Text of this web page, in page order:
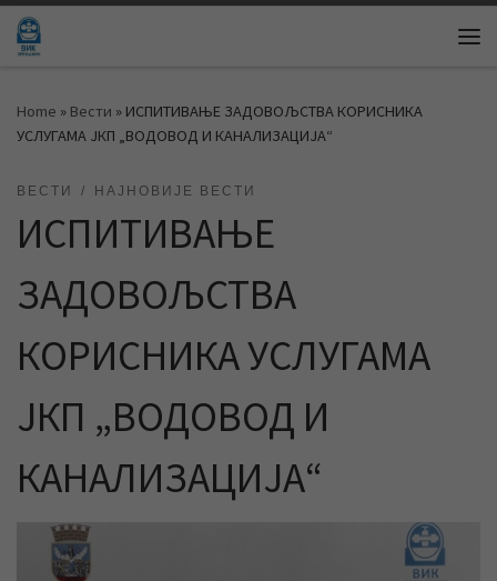
Skip to content
Home » Вести » ИСПИТИВАЊЕ ЗАДОВОЉСТВА КОРИСНИКА
УСЛУГАМА ЈКП „ВОДОВОД И КАНАЛИЗАЦИЈА“
ВЕСТИ НАЈНОВИЈЕ ВЕСТИ
ИСПИТИВАЊЕ
ЗАДОВОЉСТВА
КОРИСНИКА УСЛУГАМА
ЈКП „ВОДОВОД И
КАНАЛИЗАЦИЈА“